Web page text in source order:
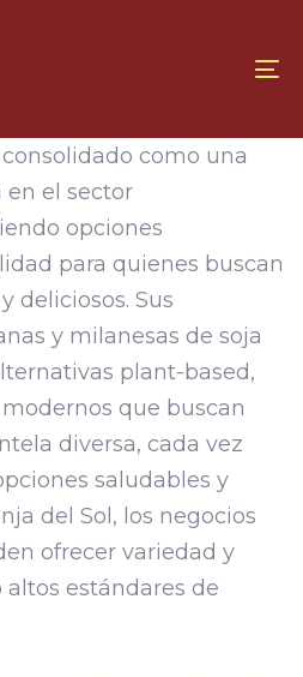
como una
en el sector
opciones
para quienes buscan
deliciosos. Sus
y milanesas de soja
plant-based,
que buscan
diversa, cada vez
saludables y
del Sol, los negocios
ofrecer variedad y
estándares de